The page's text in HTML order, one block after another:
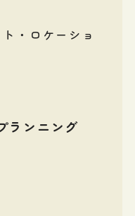
・ロケーショ
ランニング